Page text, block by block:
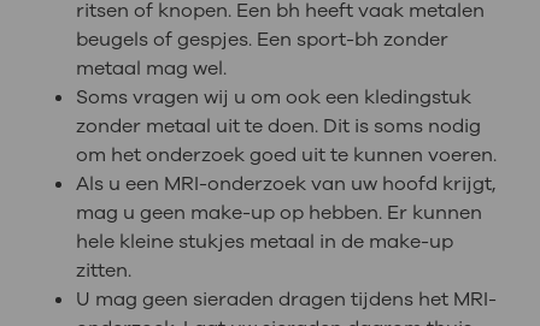
ritsen of knopen. Een bh heeft vaak metalen
beugels of gespjes. Een sport-bh zonder
metaal mag wel.
Soms vragen wij u om ook een kledingstuk
zonder metaal uit te doen. Dit is soms nodig
om het onderzoek goed uit te kunnen voeren.
Als u een MRI-onderzoek van uw hoofd krijgt,
mag u geen make-up op hebben. Er kunnen
hele kleine stukjes metaal in de make-up
zitten.
U mag geen sieraden dragen tijdens het MRI-